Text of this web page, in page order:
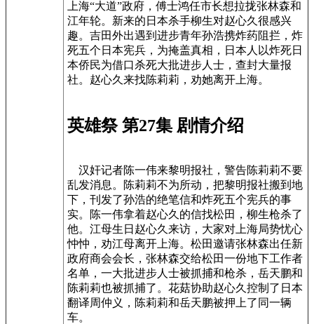
上海“大道”政府，傅士鸿任市长想拉拢张林森和
江年轮。新来的日本杀手柳生对赵心久很感兴
趣。吉田外出遇到进步青年孙浩携炸药阻拦，炸
死五个日本宪兵，为掩盖真相，日本人以炸死日
本侨民为借口杀死大批进步人士，查封大量报
社。赵心久来找陈莉莉，劝她离开上海。
英雄祭 第27集 剧情介绍
汉奸记者陈一伟来黎明报社，警告陈莉莉不要
乱发消息。陈莉莉不为所动，把黎明报社搬到地
下，刊发了孙浩的绝笔信和炸死五个宪兵的事
实。陈一伟拿着赵心久的信找松田，柳生枪杀了
他。江母生日赵心久来访，大家对上海局势忧心
忡忡，劝江母离开上海。松田邀请张林森出任新
政府商会会长，张林森交给松田一份地下工作者
名单，一大批进步人士被抓捕和枪杀，岳天鹏和
陈莉莉也被抓捕了。花菇协助赵心久控制了日本
翻译周仲义，陈莉莉和岳天鹏被押上了同一辆
车。